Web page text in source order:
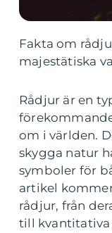
Fakta om
majestätiska
Rådjur är en
om i världen.
skygga natur
symboler för
artikel
rådjur, från
till kvantitativa